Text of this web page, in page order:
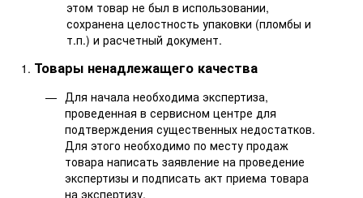
этом товар не был в использовании,
сохранена целостность упаковки (пломбы и
т.п.) и расчетный документ.
Товары ненадлежащего качества
Для начала необходима экспертиза,
проведенная в сервисном центре для
подтверждения существенных недостатков.
Для этого необходимо по месту продаж
товара написать заявление на проведение
экспертизы и подписать акт приема товара
на экспертизу.